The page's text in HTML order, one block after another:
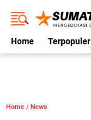
Home Terpopuler
Home / News